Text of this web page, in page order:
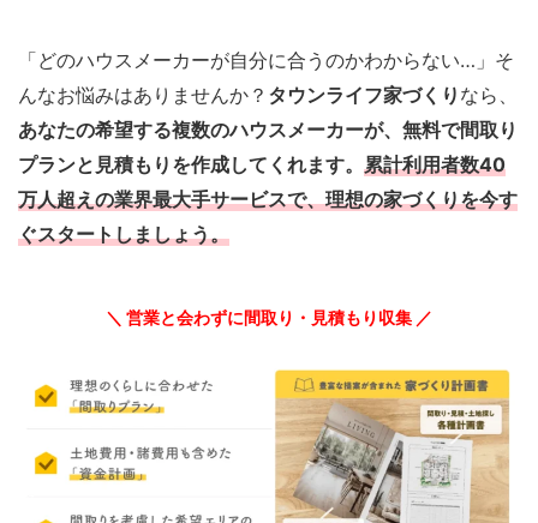
「どのハウスメーカーが自分に合うのかわからない…」そ
んなお悩みはありませんか？ タウンライフ家づくり なら、
あなたの希望する複数のハウスメーカーが、無料で間取り
プランと見積もりを作成してくれます。 累計利用者数40
万人超えの業界最大手サービスで、理想の家づくりを今す
ぐスタートしましょう。
＼ 営業と会わずに間取り・見積もり収集 ／